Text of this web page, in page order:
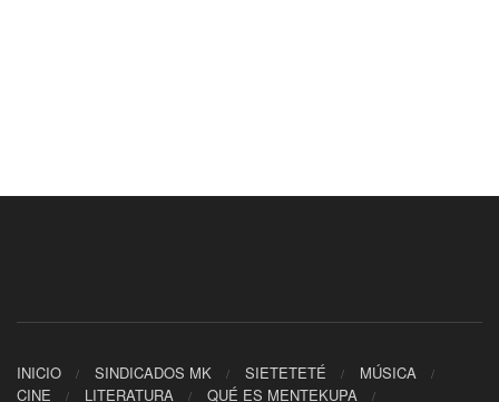
INICIO SINDICADOS MK SIETETETÉ
MÚSICA
CINE
LITERATURA QUÉ ES MENTEKUPA